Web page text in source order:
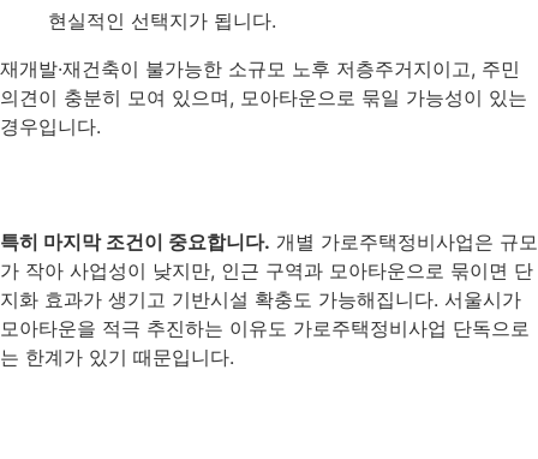
현실적인 선택지가 됩니다.
재개발·재건축이 불가능한 소규모 노후 저층주거지이고, 주민
의견이 충분히 모여 있으며, 모아타운으로 묶일 가능성이 있는
경우입니다.
특히 마지막 조건이 중요합니다. 개별 가로주택정비사업은 규모
가 작아 사업성이 낮지만, 인근 구역과 모아타운으로 묶이면 단
지화 효과가 생기고 기반시설 확충도 가능해집니다. 서울시가
모아타운을 적극 추진하는 이유도 가로주택정비사업 단독으로
는 한계가 있기 때문입니다.